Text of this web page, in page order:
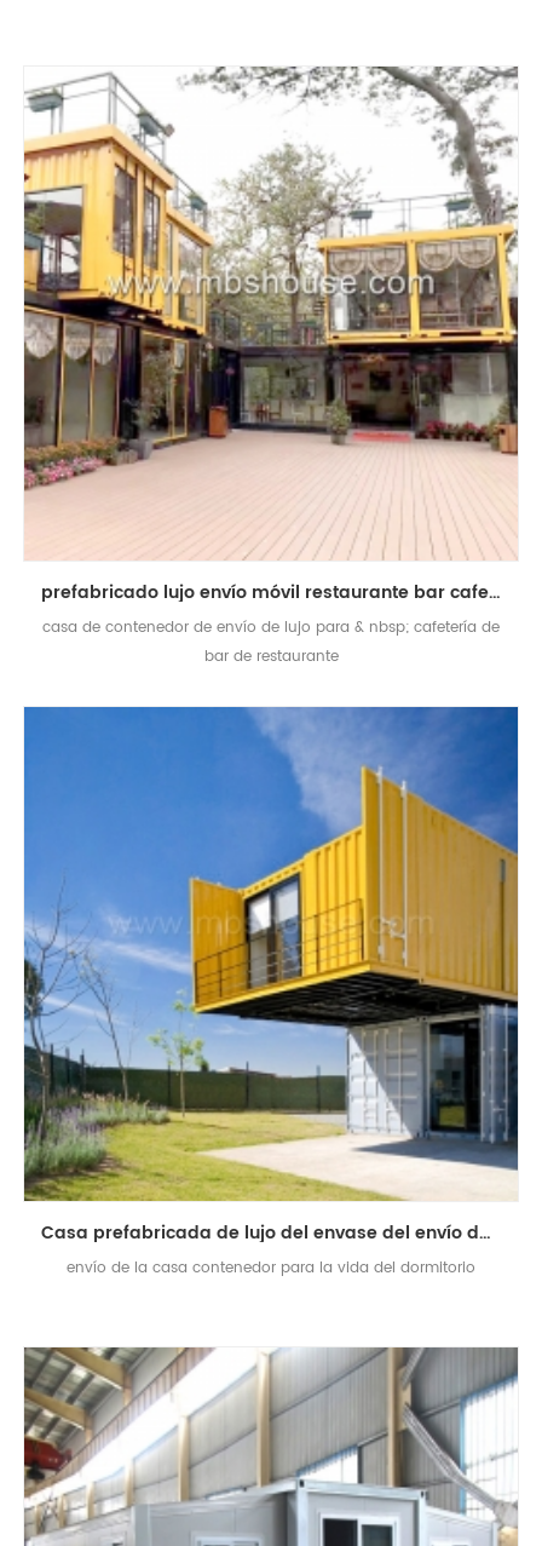
prefabricado lujo envío móvil restaurante bar cafetería quiosco contenedor casa
casa de contenedor de envío de lujo para & nbsp; cafetería de
bar de restaurante
Casa prefabricada de lujo del envase del envío de la casa de vacaciones
envío de la casa contenedor para la vida del dormitorio